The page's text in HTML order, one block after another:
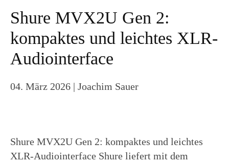
Shure MVX2U Gen 2:
kompaktes und leichtes XLR-
Audiointerface
04. März 2026 | Joachim Sauer
Shure MVX2U Gen 2: kompaktes und leichtes
XLR-Audiointerface Shure liefert mit dem